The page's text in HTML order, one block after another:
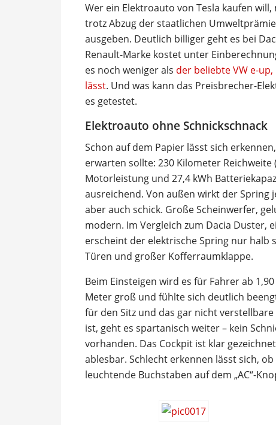
Wer ein Elektroauto von Tesla kaufen
trotz Abzug der staatlichen
ausgeben. Deutlich billiger geht es bei
Renault-Marke kostet unter
es noch weniger als der beliebte VW e-
lässt. Und was kann das Preisbrecher-
es getestet.
Elektroauto ohne Schnickschnack
Schon auf dem Papier lässt sich
erwarten sollte: 230 Kilometer Reichweite
Motorleistung und 27,4 kWh
ausreichend. Von außen wirkt der Spring
aber auch schick. Große Scheinwerfer,
modern. Im Vergleich zum Dacia Duster,
erscheint der elektrische Spring nur halb
Türen und großer Kofferraumklappe.
Beim Einsteigen wird es für Fahrer ab
Meter groß und fühlte sich deutlich
für den Sitz und das gar nicht
ist, geht es spartanisch weiter – kein
vorhanden. Das Cockpit ist klar
ablesbar. Schlecht erkennen lässt sich,
leuchtende Buchstaben auf dem „AC“-